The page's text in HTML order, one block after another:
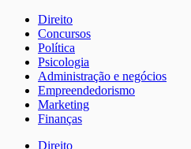
Direito
Concursos
Política
Psicologia
Administração e negócios
Empreendedorismo
Marketing
Finanças
Direito